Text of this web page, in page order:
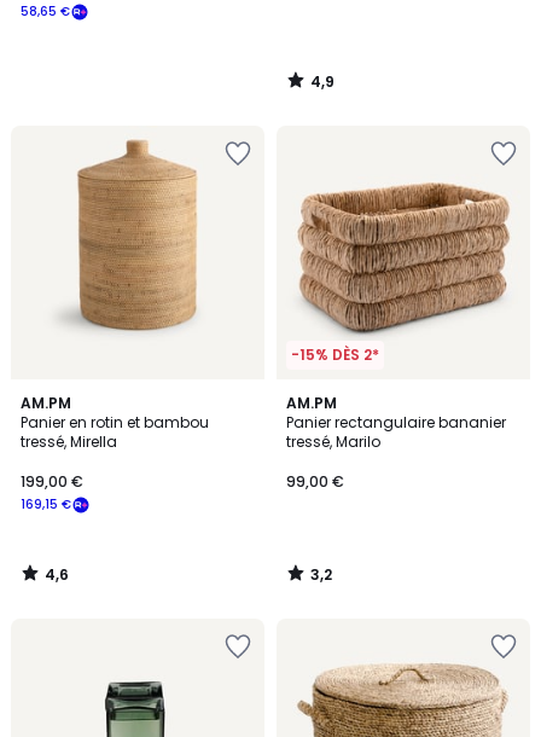
58,65 €
4,9
/
AM.PM
Panier en rotin et bambou
tressé, Mirella
169,15 €
199,00 €
4,6
/ 5
4,6
/
-15% DÈS 2*
AM.PM
Panier rectangulaire bananier
tressé, Marilo
99,00 €
3,2
/ 5
3,2
/